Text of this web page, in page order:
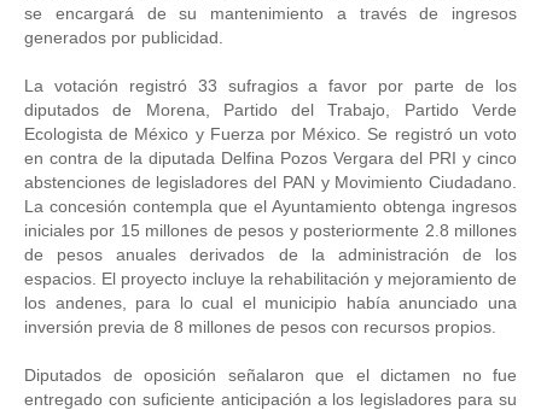
se encargará de su mantenimiento a través de ingresos
generados por publicidad.
La votación registró 33 sufragios a favor por parte de los
diputados de Morena, Partido del Trabajo, Partido Verde
Ecologista de México y Fuerza por México. Se registró un voto
en contra de la diputada Delfina Pozos Vergara del PRI y cinco
abstenciones de legisladores del PAN y Movimiento Ciudadano.
La concesión contempla que el Ayuntamiento obtenga ingresos
iniciales por 15 millones de pesos y posteriormente 2.8 millones
de pesos anuales derivados de la administración de los
espacios. El proyecto incluye la rehabilitación y mejoramiento de
los andenes, para lo cual el municipio había anunciado una
inversión previa de 8 millones de pesos con recursos propios.
Diputados de oposición señalaron que el dictamen no fue
entregado con suficiente anticipación a los legisladores para su